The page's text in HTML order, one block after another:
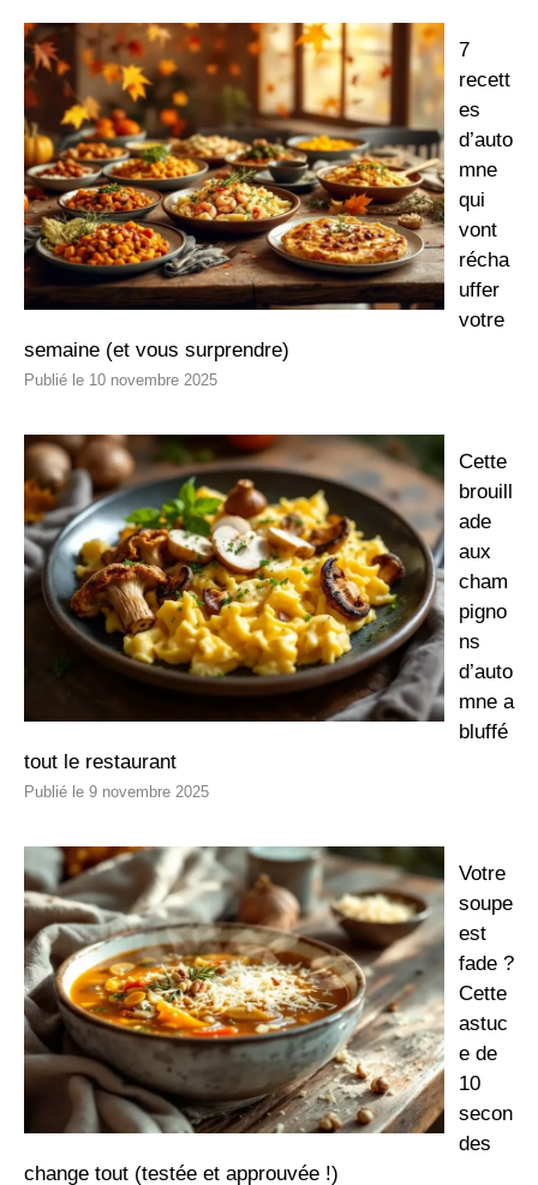
7
recett
es
d’auto
mne
qui
vont
récha
uffer
votre
semaine (et vous surprendre)
10 novembre 2025
Cette
brouill
ade
aux
cham
pigno
ns
d’auto
mne a
bluffé
tout le restaurant
9 novembre 2025
Votre
soupe
est
fade ?
Cette
astuc
e de
10
secon
des
change tout (testée et approuvée !)